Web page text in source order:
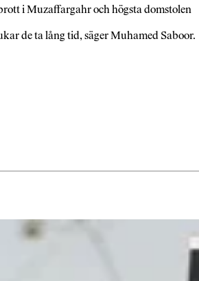
i Muzaffargahr och högsta domstolen
de ta lång tid, säger Muhamed Saboor.